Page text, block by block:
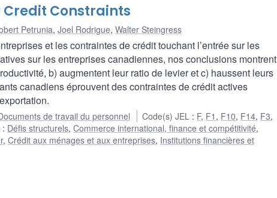
Constraints
Petrunia, Joel Rodrigue, Walter Steingress
et les contraintes de crédit touchant l’entrée sur les
sur les entreprises canadiennes, nos conclusions montrent
b) augmentent leur ratio de levier et c) haussent leurs
canadiens éprouvent des contraintes de crédit actives
de travail du personnel Code(s) JEL : F, F1 , F10, F14, F3,
: Défis structurels,Commerce international, finance et compétitivité,
, Crédit aux ménages et aux entreprises, Institutions financières et